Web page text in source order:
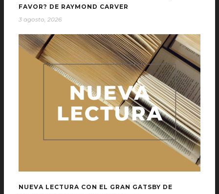
FAVOR? DE RAYMOND CARVER
3 agosto, 2026
NUEVA LECTURA CON EL GRAN GATSBY DE